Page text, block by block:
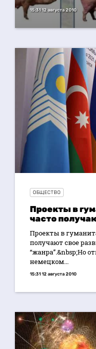
15:31 12 августа 2010
ОБЩЕСТВО
Проекты в
часто
Проекты в
получают свое
“жанра”.&nbsp;Но
немецком...
15:31 12 августа 2010